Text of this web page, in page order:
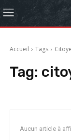
Accueil Tags
Tag:
Aucun article à